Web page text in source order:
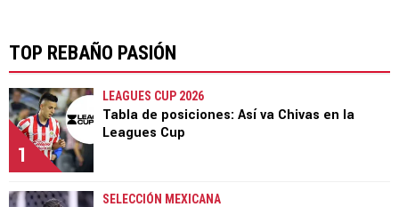
TOP REBAÑO PASIÓN
1
LEAGUES CUP 2026
Tabla de posiciones: Así va Chivas en la
Leagues Cup
SELECCIÓN MEXICANA